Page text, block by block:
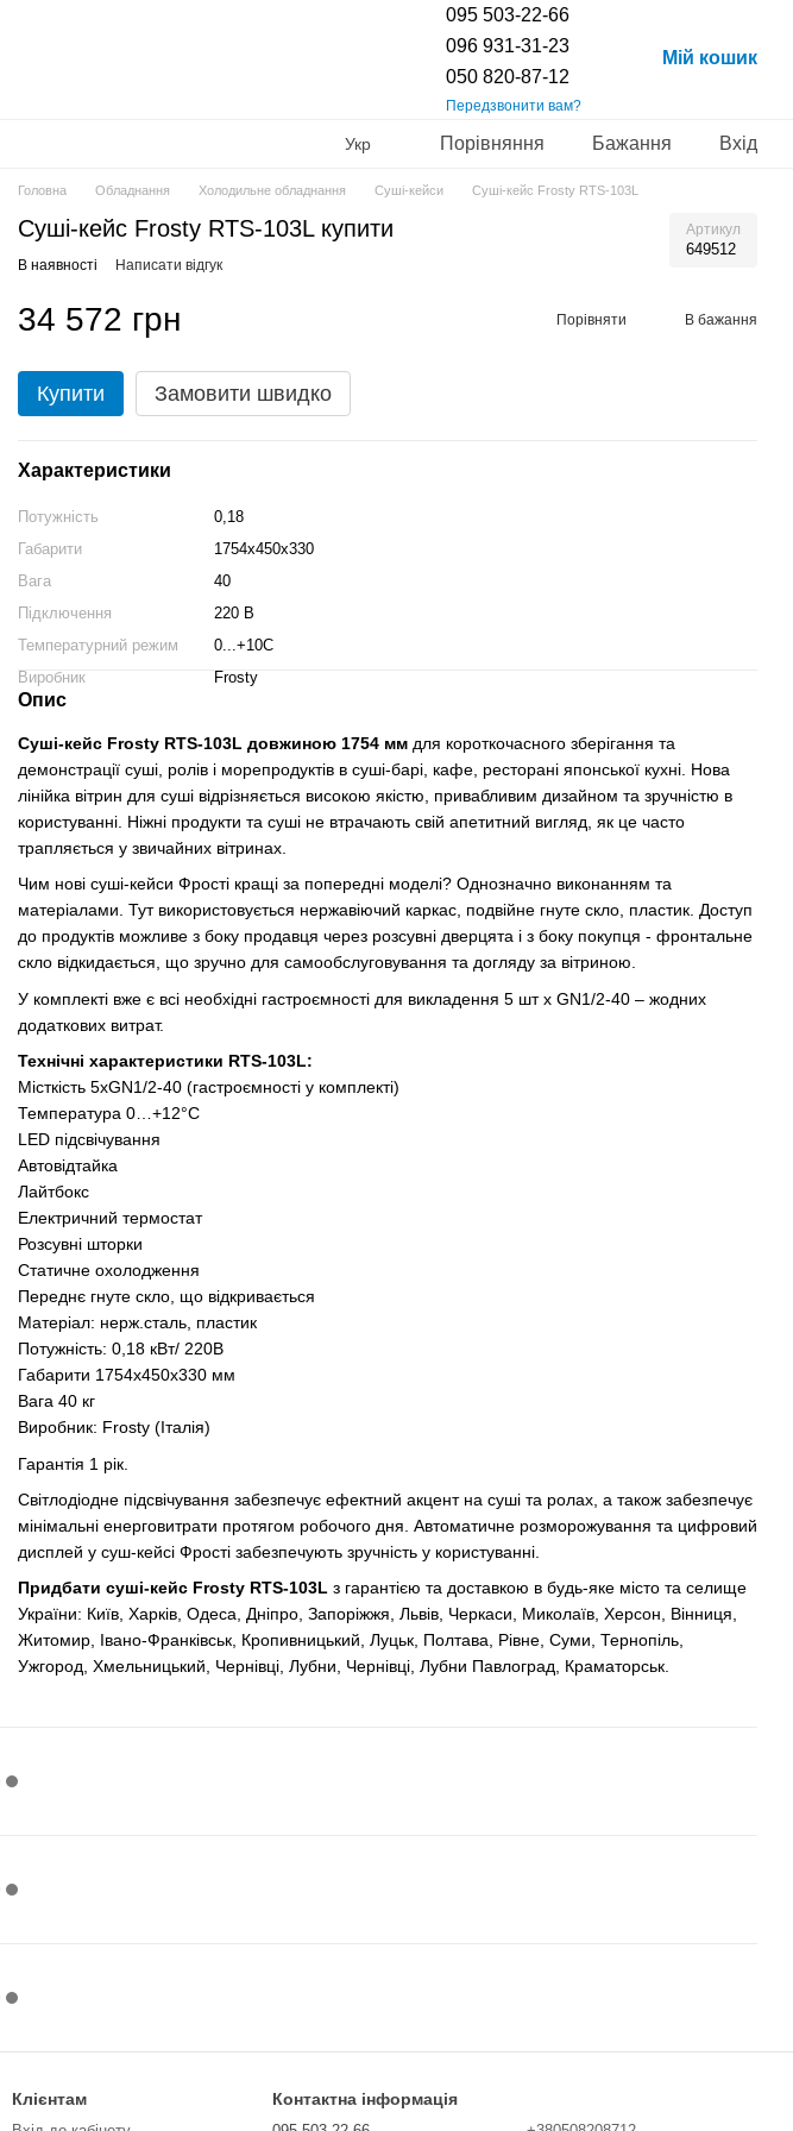
095 503-22-66
096 931-31-23
050 820-87-12
Передзвонити вам?
Мій кошик
Укр Порівняння Бажання Вхід
Головна Обладнання Холодильне обладнання Суші-кейси Суші-кейс Frosty RTS-103L
Суші-кейс Frosty RTS-103L купити Артикул
649512
В наявності Написати відгук
34 572 грн Порівняти В бажання
Купити Замовити швидко
Характеристики
Потужність
0,18
Габарити
1754х450х330
Вага
40
Підключення
220 В
Температурний режим
0...+10С
Виробник
Frosty
Опис
Суші-кейс Frosty RTS-103L довжиною 1754 мм для короткочасного зберігання та
демонстрації суші, ролів і морепродуктів в суші-барі, кафе, ресторані японської кухні. Нова
лінійка вітрин для суші відрізняється високою якістю, привабливим дизайном та зручністю в
користуванні. Ніжні продукти та суші не втрачають свій апетитний вигляд, як це часто
трапляється у звичайних вітринах.
Чим нові суші-кейси Фрості кращі за попередні моделі? Однозначно виконанням та
матеріалами. Тут використовується нержавіючий каркас, подвійне гнуте скло, пластик. Доступ
до продуктів можливе з боку продавця через розсувні дверцята і з боку покупця - фронтальне
скло відкидається, що зручно для самообслуговування та догляду за вітриною.
У комплекті вже є всі необхідні гастроємності для викладення 5 шт х GN1/2-40 – жодних
додаткових витрат.
Технічні характеристики RTS-103L:
Місткість 5хGN1/2-40 (гастроємності у комплекті)
Температура 0…+12°C
LED підсвічування
Автовідтайка
Лайтбокс
Електричний термостат
Розсувні шторки
Статичне охолодження
Переднє гнуте скло, що відкривається
Матеріал: нерж.сталь, пластик
Потужність: 0,18 кВт/ 220В
Габарити 1754х450х330 мм
Вага 40 кг
Виробник: Frostу (Італія)
Гарантія 1 рік.
Світлодіодне підсвічування забезпечує ефектний акцент на суші та ролах, а також забезпечує
мінімальні енерговитрати протягом робочого дня. Автоматичне розморожування та цифровий
дисплей у суш-кейсі Фрості забезпечують зручність у користуванні.
Придбати суші-кейс Frosty RTS-103L з гарантією та доставкою в будь-яке місто та селище
України: Київ, Харків, Одеса, Дніпро, Запоріжжя, Львів, Черкаси, Миколаїв, Херсон, Вінниця,
Житомир, Івано-Франківськ, Кропивницький, Луцьк, Полтава, Рівне, Суми, Тернопіль,
Ужгород, Хмельницький, Чернівці, Лубни, Чернівці, Лубни Павлоград, Краматорськ.
Клієнтам Контактна інформація